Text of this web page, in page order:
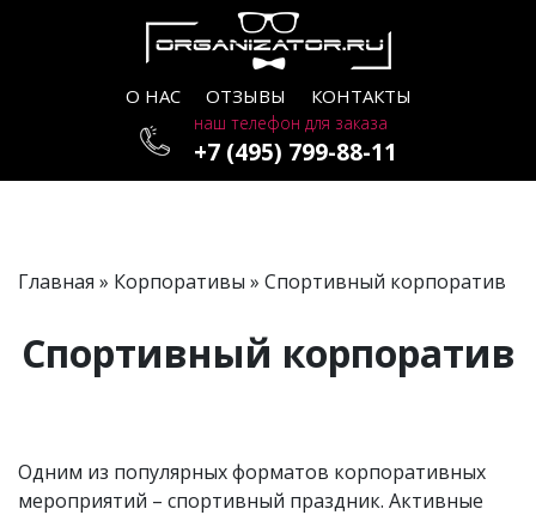
О НАС ОТЗЫВЫ КОНТАКТЫ
наш телефон для заказа
+7 (495) 799-88-11
Главная » Корпоративы » Спортивный корпоратив
Спортивный корпоратив
Одним из популярных форматов корпоративных
мероприятий – спортивный праздник. Активные